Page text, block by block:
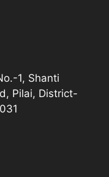
1, Shanti
Pilai, District-